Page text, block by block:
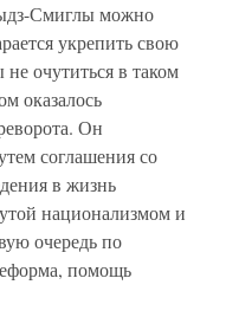
Смиглы можно
укрепить свою
очутиться в таком
оказалось
Он
соглашения со
в жизнь
национализмом и
очередь по
помощь